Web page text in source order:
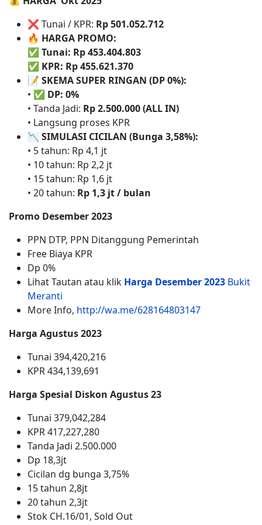
❌ Tunai / KPR: Rp 501.052.712
🔥 HARGA PROMO:
✅ Tunai: Rp 453.404.803
✅ KPR: Rp 455.621.370
📝 SKEMA SUPER RINGAN (DP 0%):
• ✅ DP: 0%
• Tanda Jadi: Rp 2.500.000 (ALL IN)
• Langsung proses KPR
📉 SIMULASI CICILAN (Bunga 3,58%):
• 5 tahun: Rp 4,1 jt
• 10 tahun: Rp 2,2 jt
• 15 tahun: Rp 1,6 jt
• 20 tahun: Rp 1,3 jt / bulan
Promo Desember 2023
PPN DTP, PPN Ditanggung Pemerintah
Free Biaya KPR
Dp 0%
Lihat Tautan atau klik Harga Desember 2023 Bukit
Meranti
More Info, http://wa.me/628164803147
Harga Agustus 2023
Tunai 394,420,216
KPR 434,139,691
Harga Spesial Diskon Agustus 23
Tunai 379,042,284
KPR 417,227,280
Tanda Jadi 2.500.000
Dp 18,3jt
Cicilan dg bunga 3,75%
15 tahun 2,8jt
20 tahun 2,3jt
Stok CH.16/01, Sold Out